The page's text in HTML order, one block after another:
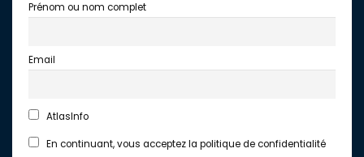
Prénom ou nom complet
Email
AtlasInfo
En continuant, vous acceptez la politique de confidentialité